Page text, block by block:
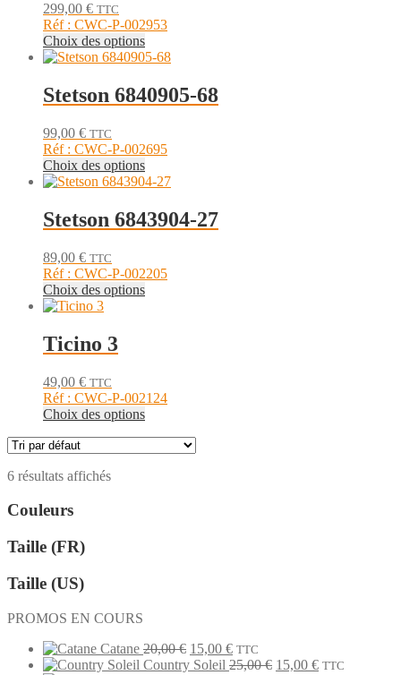
produit
peuvent
être
choisies
la
page
produit
299,00 € TTC
Réf : CWC-P-002953
Choix des optionsCe
produit
plusieurs
variations.
peuvent
être
choisies
la
page
produit
Stetson 6840905-68
99,00 € TTC
Réf : CWC-P-002695
Choix des optionsCe
produit
plusieurs
variations.
peuvent
être
produit
Stetson 6843904-27
89,00 € TTC
Réf : CWC-P-002205
Choix des optionsCe
peuvent
être
choisies
sur
Ticino 3
49,00 € TTC
Réf : CWC-P-002124
Choix des optionsCe
6 résultats affichés
Couleurs
Taille (FR)
Taille (US)
PROMOS EN COURS
Catane 20,00€ Le
prix
15,00 €Le
prix
TTC
Country Soleil 25,00€ Le
15,00 €Le
TTC